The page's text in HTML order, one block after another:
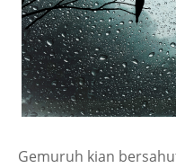
Gemuruh kian